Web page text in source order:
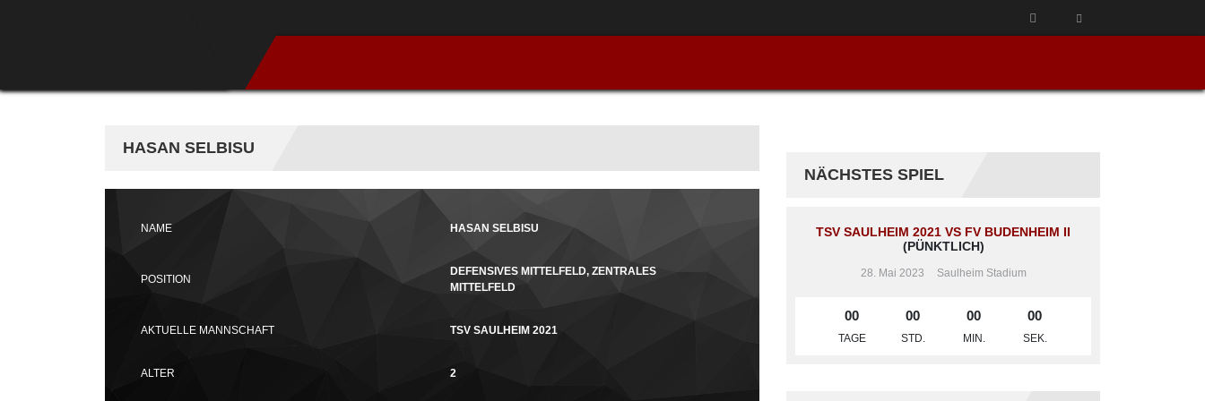
HASAN SELBISU
NAME HASAN SELBISU
POSITION
DEFENSIVES MITTELFELD, ZENTRALES
MITTELFELD
AKTUELLE MANNSCHAFT TSV SAULHEIM 2021
ALTER 2
NÄCHSTES SPIEL
TSV SAULHEIM 2021 VS FV BUDENHEIM II
(PÜNKTLICH)
28. Mai 2023 Saulheim Stadium
00
TAGE
00
STD.
00
MIN.
00
SEK.